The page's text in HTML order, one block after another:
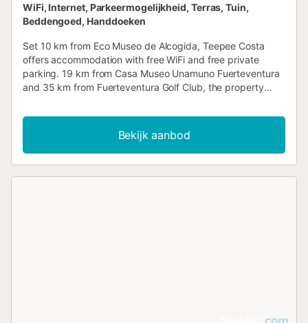
WiFi, Internet, Parkeermogelijkheid, Terras, Tuin,
Beddengoed, Handdoeken
Set 10 km from Eco Museo de Alcogida, Teepee Costa
offers accommodation with free WiFi and free private
parking. 19 km from Casa Museo Unamuno Fuerteventura
and 35 km from Fuerteventura Golf Club, the property
Bekijk aanbod